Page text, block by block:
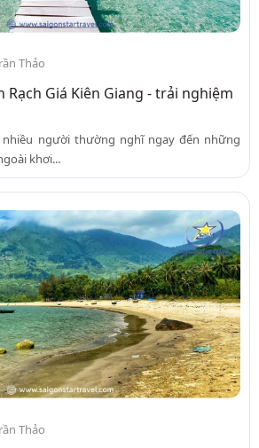
Thảo
Rạch Giá Kiên Giang - trải nghiệm
nhiều người thường nghĩ ngay đến những
khơi...
Thảo